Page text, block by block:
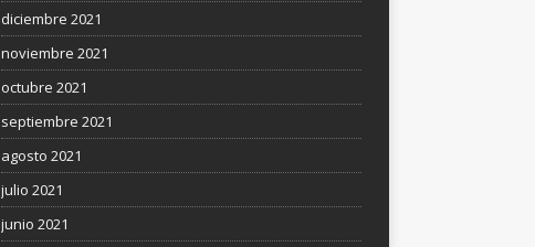
diciembre 2021
noviembre 2021
octubre 2021
septiembre 2021
agosto 2021
julio 2021
junio 2021